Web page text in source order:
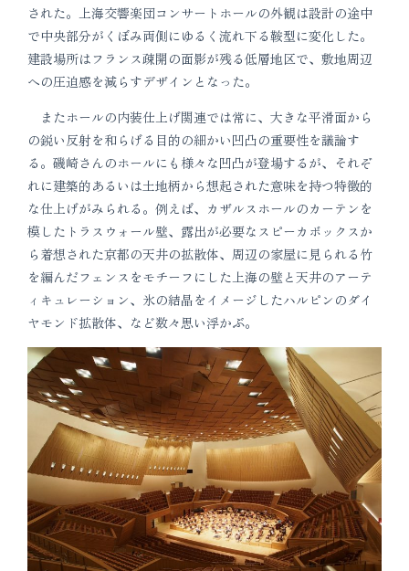
された。上海交響楽団コンサートホールの外観は設計の途中
で中央部分がくぼみ両側にゆるく流れ下る鞍型に変化した。
建設場所はフランス疎開の面影が残る低層地区で、敷地周辺
への圧迫感を減らすデザインとなった。
またホールの内装仕上げ関連では常に、大きな平滑面から
の鋭い反射を和らげる目的の細かい凹凸の重要性を議論す
る。磯崎さんのホールにも様々な凹凸が登場するが、それぞ
れに建築的あるいは土地柄から想起された意味を持つ特徴的
な仕上げがみられる。例えば、カザルスホールのカーテンを
模したトラスウォール壁、露出が必要なスピーカボックスか
ら着想された京都の天井の拡散体、周辺の家屋に見られる竹
を編んだフェンスをモチーフにした上海の壁と天井のアーテ
ィキュレーション、氷の結晶をイメージしたハルピンのダイ
ヤモンド拡散体、など数々思い浮かぶ。